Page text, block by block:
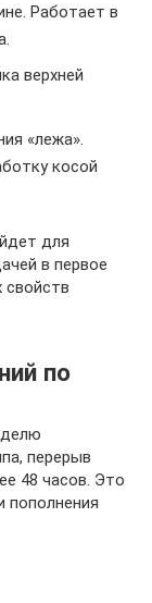
Работает в
верхней
«лежа».
косой
для
в первое
свойств
по
перерыв
48 часов. Это
пополнения